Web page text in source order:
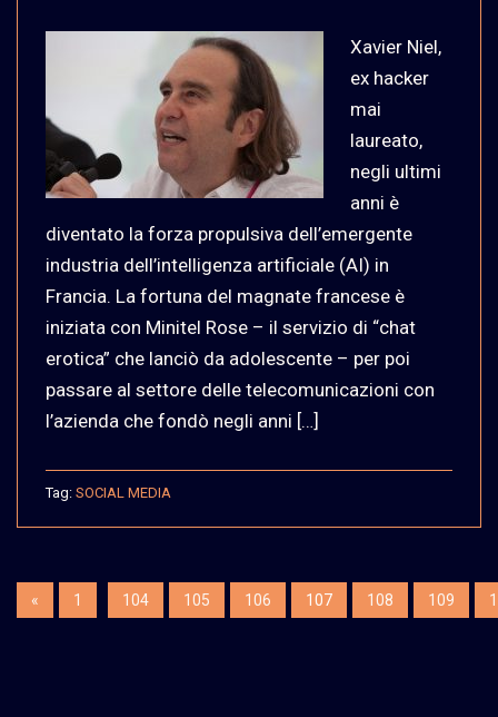
Xavier Niel,
ex hacker
mai
laureato,
negli ultimi
anni è
diventato la forza propulsiva dell’emergente
industria dell’intelligenza artificiale (AI) in
Francia. La fortuna del magnate francese è
iniziata con Minitel Rose – il servizio di “chat
erotica” che lanciò da adolescente – per poi
passare al settore delle telecomunicazioni con
l’azienda che fondò negli anni […]
Tag: SOCIAL MEDIA
« 1 104 105 106 107 108 109